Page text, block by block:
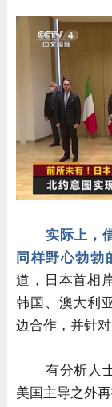
实际上，
同样野心勃勃
道，日本首相
韩国、澳大利
边合作，并针
有分析人
美国主导之外